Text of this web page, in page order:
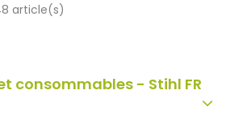
article(s)
consommables - Stihl FR